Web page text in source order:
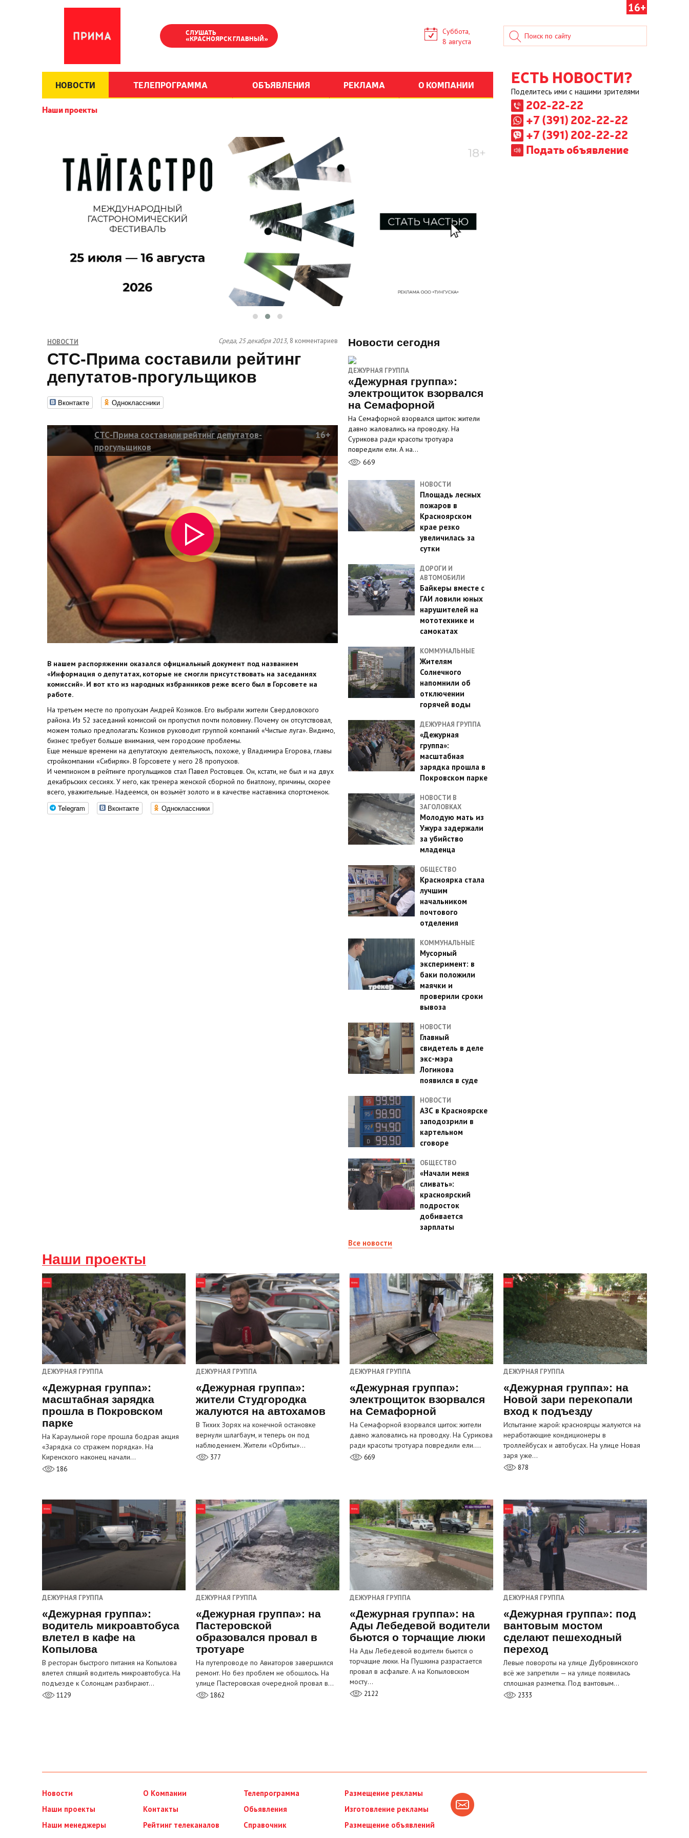
16+
СЛУШАТЬ
«КРАСНОЯРСК ГЛАВНЫЙ»
Суббота,
8 августа
НОВОСТИ ТЕЛЕПРОГРАММА ОБЪЯВЛЕНИЯ РЕКЛАМА О КОМПАНИИ
Наши проекты
ЕСТЬ НОВОСТИ?
Поделитесь ими с нашими зрителями
202-22-22
+7 (391) 202-22-22
+7 (391) 202-22-22
Подать объявление
НОВОСТИ Среда, 25 декабря 2013, 8 комментариев
СТС-Прима составили рейтинг
депутатов-прогульщиков
Вконтакте Одноклассники
СТС-Прима составили рейтинг депутатов-
прогульщиков
16+
В нашем распоряжении оказался официальный документ под названием
«Информация о депутатах, которые не смогли присутствовать на заседаниях
комиссий». И вот кто из народных избранников реже всего был в Горсовете на
работе.
На третьем месте по пропускам Андрей Козиков. Его выбрали жители Свердловского
района. Из 52 заседаний комиссий он пропустил почти половину. Почему он отсутствовал,
можем только предполагать: Козиков руководит группой компаний «Чистые луга». Видимо,
бизнес требует больше внимания, чем городские проблемы.
Еще меньше времени на депутатскую деятельность, похоже, у Владимира Егорова, главы
стройкомпании «Сибиряк». В Горсовете у него 28 пропусков.
И чемпионом в рейтинге прогульщиков стал Павел Ростовцев. Он, кстати, не был и на двух
декабрьских сессиях. У него, как тренера женской сборной по биатлону, причины, скорее
всего, уважительные. Надеемся, он возьмёт золото и в качестве наставника спортсменок.
Telegram Вконтакте Одноклассники
Новости сегодня
ДЕЖУРНАЯ ГРУППА
«Дежурная группа»:
электрощиток взорвался
на Семафорной
На Семафорной взорвался щиток: жители
давно жаловались на проводку. На
Сурикова ради красоты тротуара
повредили ели. А на…
669
НОВОСТИ
Площадь лесных
пожаров в
Красноярском
крае резко
увеличилась за
сутки
ДОРОГИ И
АВТОМОБИЛИ
Байкеры вместе с
ГАИ ловили юных
нарушителей на
мототехнике и
самокатах
КОММУНАЛЬНЫЕ
Жителям
Солнечного
напомнили об
отключении
горячей воды
ДЕЖУРНАЯ ГРУППА
«Дежурная
группа»:
масштабная
зарядка прошла в
Покровском парке
НОВОСТИ В
ЗАГОЛОВКАХ
Молодую мать из
Ужура задержали
за убийство
младенца
ОБЩЕСТВО
Красноярка стала
лучшим
начальником
почтового
отделения
КОММУНАЛЬНЫЕ
Мусорный
эксперимент: в
баки положили
маячки и
проверили сроки
вывоза
НОВОСТИ
Главный
свидетель в деле
экс-мэра
Логинова
появился в суде
НОВОСТИ
АЗС в Красноярске
заподозрили в
картельном
сговоре
ОБЩЕСТВО
«Начали меня
сливать»:
красноярский
подросток
добивается
зарплаты
Все новости
Наши проекты
ДЕЖУРНАЯ ГРУППА
«Дежурная группа»:
масштабная зарядка
прошла в Покровском
парке
На Караульной горе прошла бодрая акция
«Зарядка со стражем порядка». На
Киренского наконец начали…
186
ДЕЖУРНАЯ ГРУППА
«Дежурная группа»:
жители Студгородка
жалуются на автохамов
В Тихих Зорях на конечной остановке
вернули шлагбаум, и теперь он под
наблюдением. Жители «Орбиты»…
377
ДЕЖУРНАЯ ГРУППА
«Дежурная группа»:
электрощиток взорвался
на Семафорной
На Семафорной взорвался щиток: жители
давно жаловались на проводку. На Сурикова
ради красоты тротуара повредили ели.…
669
ДЕЖУРНАЯ ГРУППА
«Дежурная группа»: на
Новой зари перекопали
вход к подъезду
Испытание жарой: красноярцы жалуются на
неработающие кондиционеры в
троллейбусах и автобусах. На улице Новая
заря уже…
878
ДЕЖУРНАЯ ГРУППА
«Дежурная группа»:
водитель микроавтобуса
влетел в кафе на
Копылова
В ресторан быстрого питания на Копылова
влетел спящий водитель микроавтобуса. На
подъезде к Солонцам разбирают…
1129
ДЕЖУРНАЯ ГРУППА
«Дежурная группа»: на
Пастеровской
образовался провал в
тротуаре
На путепроводе по Авиаторов завершился
ремонт. Но без проблем не обошлось. На
улице Пастеровская очередной провал в…
1862
ДЕЖУРНАЯ ГРУППА
«Дежурная группа»: на
Ады Лебедевой водители
бьются о торчащие люки
На Ады Лебедевой водители бьются о
торчащие люки. На Пушкина разрастается
провал в асфальте. А на Копыловском
мосту…
2122
ДЕЖУРНАЯ ГРУППА
«Дежурная группа»: под
вантовым мостом
сделают пешеходный
переход
Левые повороты на улице Дубровинского
всё же запретили — на улице появилась
сплошная разметка. Под вантовым…
2333
Новости
Наши проекты
Наши менеджеры
О Компании
Контакты
Рейтинг телеканалов
Телепрограмма
Обьявления
Справочник
Размещение рекламы
Изготовление рекламы
Размещение объявлений